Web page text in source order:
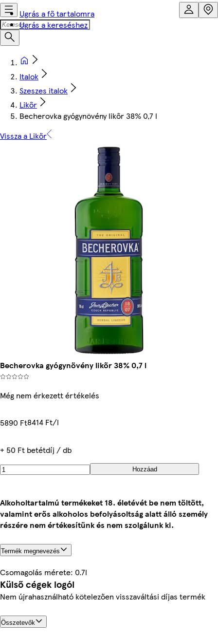
Ugrás a fő tartalomra
Ugrás a kereséshez
Italok
Szeszes italok
Likőr
Becherovka gyógynövény likőr 38% 0,7 l
Vissza a Likőr
Becherovka gyógynövény likőr 38% 0,7 l
Még nem érkezett értékelés
5890 Ft8414 Ft/l
+ 50 Ft betétdíj / db
Hozzáad
Alkoholtartalmú termékeket 18. életévét be nem töltött,
valamint erős alkoholos befolyásoltság alatt álló személy
részére nem értékesítünk és nem szolgálunk ki.
Termék megnevezés
Csomagolás mérete: 0.7l
Külső cégek logói
Nem újrahasználható kötelezően visszaváltási díjas termék
Összetevők